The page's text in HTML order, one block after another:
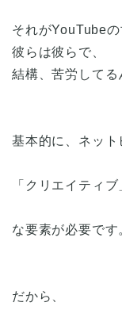
それがYouTubeの
彼らは彼らで、
結構、苦労してる
基本的に、ネット
「クリエイティブ
な要素が必要です
だから、